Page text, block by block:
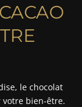
le chocolat
bien-être.